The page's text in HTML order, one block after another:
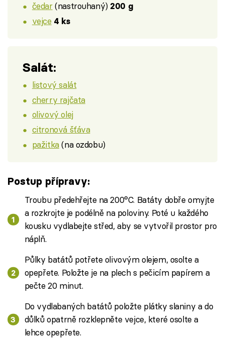
čedar(nastrouhaný) 200 g
vejce 4 ks
Salát:
listový salát
cherry rajčata
olivový olej
citronová šťáva
pažitka(na ozdobu)
Postup přípravy:
Troubu předehřejte na 200°C. Batáty dobře omyjte
a rozkrojte je podélně na poloviny. Poté u každého
kousku vydlabejte střed, aby se vytvořil prostor pro
náplň.
Půlky batátů potřete olivovým olejem, osolte a
opepřete. Položte je na plech s pečicím papírem a
pečte 20 minut.
Do vydlabaných batátů položte plátky slaniny a do
důlků opatrně rozklepněte vejce, které osolte a
lehce opepřete.